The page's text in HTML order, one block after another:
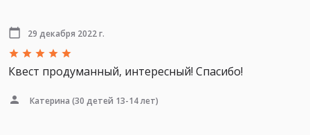
29 декабря 2022 г.
Квест продуманный, интересный! Спасибо!
Катерина (30 детей 13-14 лет)